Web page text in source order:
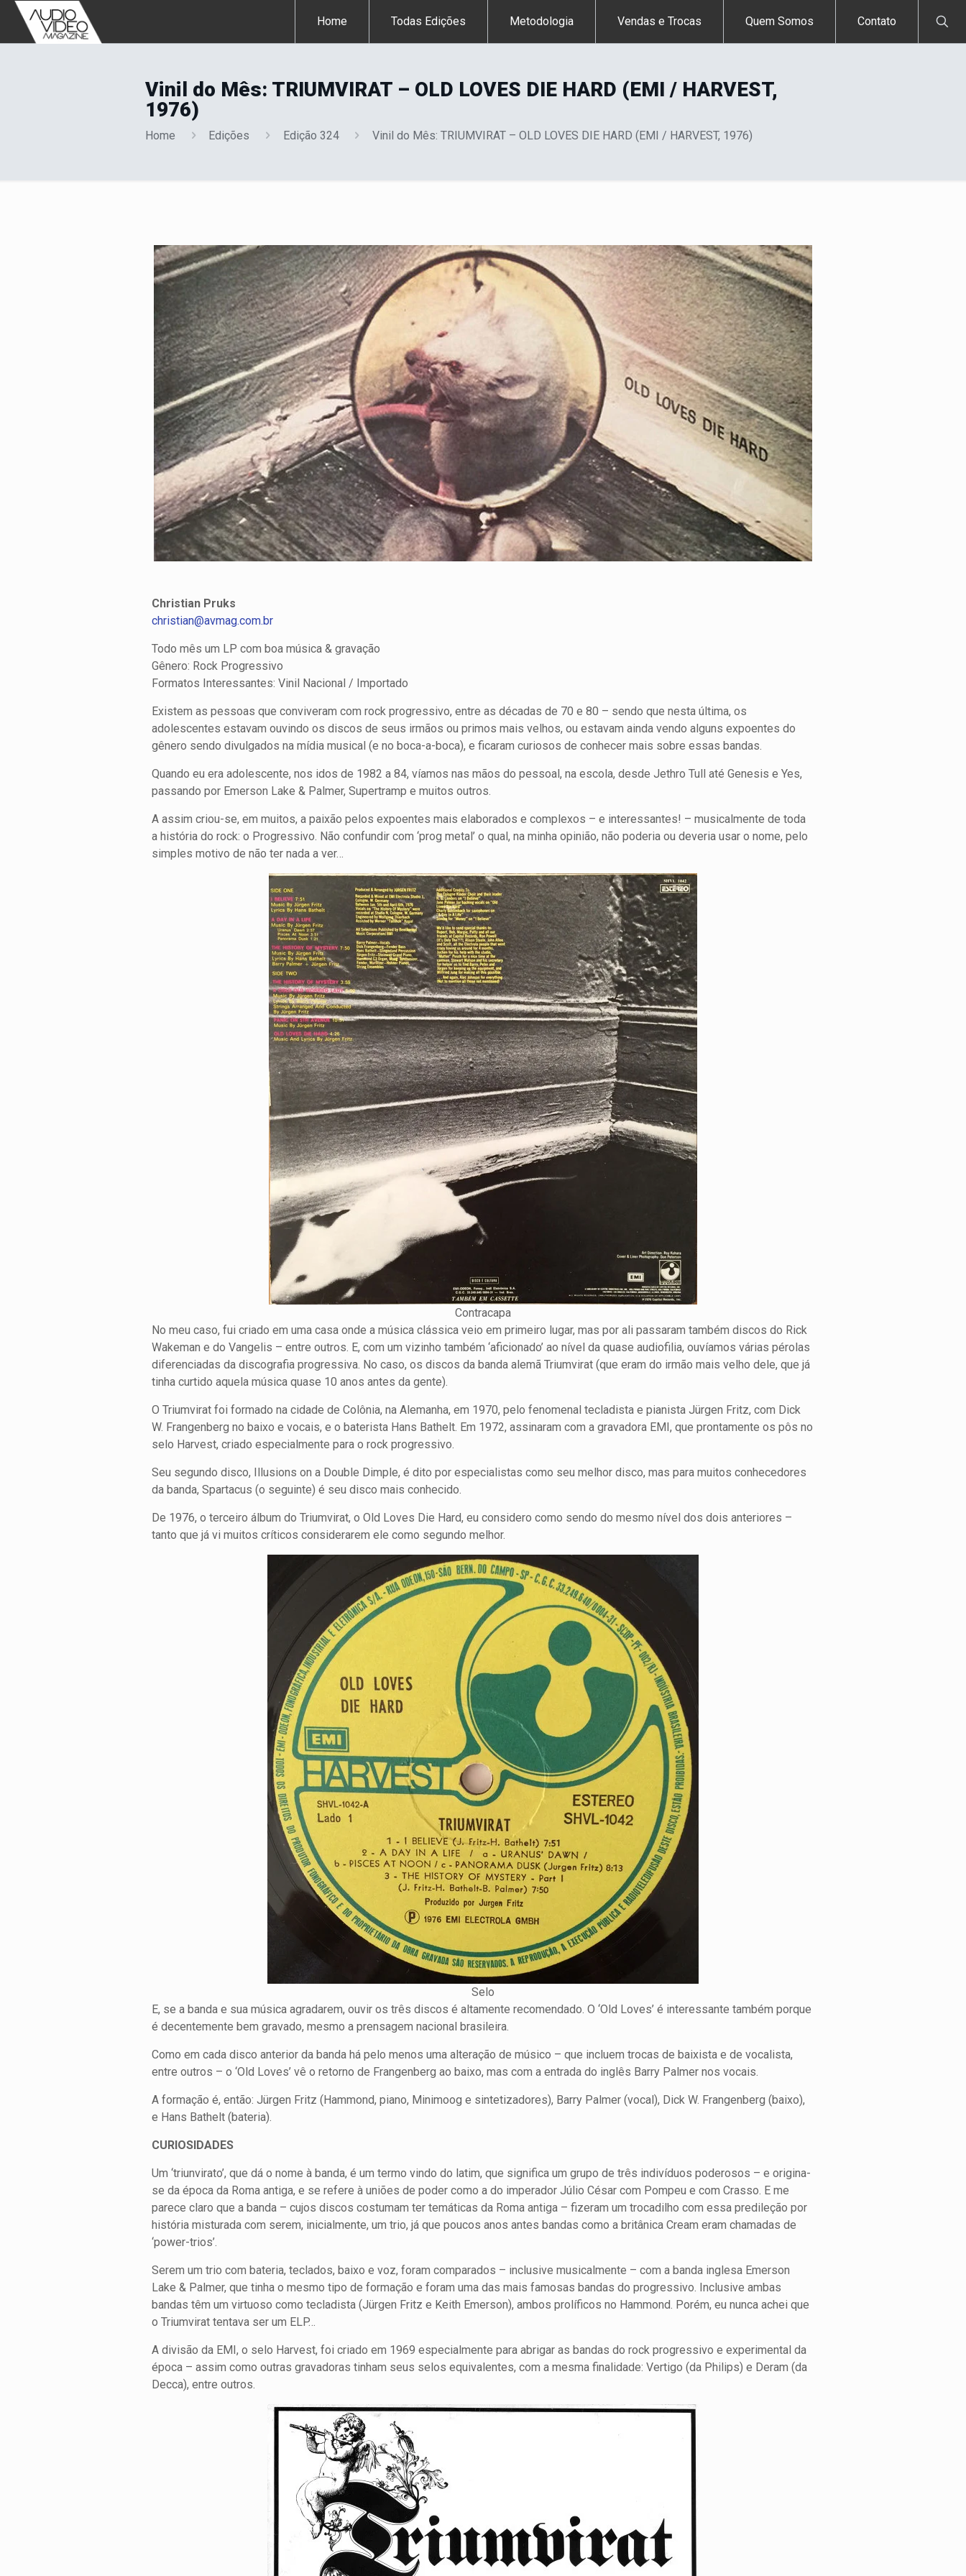
Home Todas Edições Metodologia Vendas e Trocas Quem Somos Contato
Vinil do Mês: TRIUMVIRAT – OLD LOVES DIE HARD (EMI / HARVEST,
1976)
Home Edições Edição 324 Vinil do Mês: TRIUMVIRAT – OLD LOVES DIE HARD (EMI / HARVEST, 1976)
Christian Pruks
christian@avmag.com.br
Todo mês um LP com boa música & gravação
Gênero: Rock Progressivo
Formatos Interessantes: Vinil Nacional / Importado
Existem as pessoas que conviveram com rock progressivo, entre as décadas de 70 e 80 – sendo que nesta última, os
adolescentes estavam ouvindo os discos de seus irmãos ou primos mais velhos, ou estavam ainda vendo alguns expoentes do
gênero sendo divulgados na mídia musical (e no boca-a-boca), e ficaram curiosos de conhecer mais sobre essas bandas.
Quando eu era adolescente, nos idos de 1982 a 84, víamos nas mãos do pessoal, na escola, desde Jethro Tull até Genesis e Yes,
passando por Emerson Lake & Palmer, Supertramp e muitos outros.
A assim criou-se, em muitos, a paixão pelos expoentes mais elaborados e complexos – e interessantes! – musicalmente de toda
a história do rock: o Progressivo. Não confundir com ‘prog metal’ o qual, na minha opinião, não poderia ou deveria usar o nome, pelo
simples motivo de não ter nada a ver…
Contracapa
No meu caso, fui criado em uma casa onde a música clássica veio em primeiro lugar, mas por ali passaram também discos do Rick
Wakeman e do Vangelis – entre outros. E, com um vizinho também ‘aficionado’ ao nível da quase audiofilia, ouvíamos várias pérolas
diferenciadas da discografia progressiva. No caso, os discos da banda alemã Triumvirat (que eram do irmão mais velho dele, que já
tinha curtido aquela música quase 10 anos antes da gente).
O Triumvirat foi formado na cidade de Colônia, na Alemanha, em 1970, pelo fenomenal tecladista e pianista Jürgen Fritz, com Dick
W. Frangenberg no baixo e vocais, e o baterista Hans Bathelt. Em 1972, assinaram com a gravadora EMI, que prontamente os pôs no
selo Harvest, criado especialmente para o rock progressivo.
Seu segundo disco, Illusions on a Double Dimple, é dito por especialistas como seu melhor disco, mas para muitos conhecedores
da banda, Spartacus (o seguinte) é seu disco mais conhecido.
De 1976, o terceiro álbum do Triumvirat, o Old Loves Die Hard, eu considero como sendo do mesmo nível dos dois anteriores –
tanto que já vi muitos críticos considerarem ele como segundo melhor.
Selo
E, se a banda e sua música agradarem, ouvir os três discos é altamente recomendado. O ‘Old Loves’ é interessante também porque
é decentemente bem gravado, mesmo a prensagem nacional brasileira.
Como em cada disco anterior da banda há pelo menos uma alteração de músico – que incluem trocas de baixista e de vocalista,
entre outros – o ‘Old Loves’ vê o retorno de Frangenberg ao baixo, mas com a entrada do inglês Barry Palmer nos vocais.
A formação é, então: Jürgen Fritz (Hammond, piano, Minimoog e sintetizadores), Barry Palmer (vocal), Dick W. Frangenberg (baixo),
e Hans Bathelt (bateria).
CURIOSIDADES
Um ‘triunvirato’, que dá o nome à banda, é um termo vindo do latim, que significa um grupo de três indivíduos poderosos – e origina-
se da época da Roma antiga, e se refere à uniões de poder como a do imperador Júlio César com Pompeu e com Crasso. E me
parece claro que a banda – cujos discos costumam ter temáticas da Roma antiga – fizeram um trocadilho com essa predileção por
história misturada com serem, inicialmente, um trio, já que poucos anos antes bandas como a britânica Cream eram chamadas de
‘power-trios’.
Serem um trio com bateria, teclados, baixo e voz, foram comparados – inclusive musicalmente – com a banda inglesa Emerson
Lake & Palmer, que tinha o mesmo tipo de formação e foram uma das mais famosas bandas do progressivo. Inclusive ambas
bandas têm um virtuoso como tecladista (Jürgen Fritz e Keith Emerson), ambos prolíficos no Hammond. Porém, eu nunca achei que
o Triumvirat tentava ser um ELP…
A divisão da EMI, o selo Harvest, foi criado em 1969 especialmente para abrigar as bandas do rock progressivo e experimental da
época – assim como outras gravadoras tinham seus selos equivalentes, com a mesma finalidade: Vertigo (da Philips) e Deram (da
Decca), entre outros.